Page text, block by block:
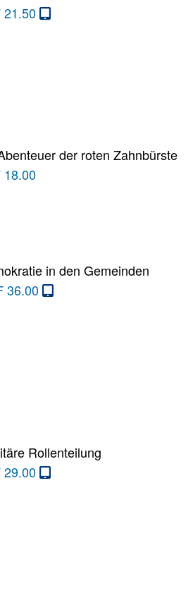
21.50
der roten Zahnbürste
18.00
in den Gemeinden
36.00
Rollenteilung
29.00